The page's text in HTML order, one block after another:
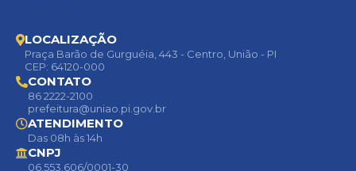
LOCALIZAÇÃO
Praça Barão de Gurguéia, 443 - Centro, União - PI
CEP: 64120-000
CONTATO
86 2222-2100
prefeitura@uniao.pi.gov.br
ATENDIMENTO
Das 08h às 14h
CNPJ
06.553.606/0001-30